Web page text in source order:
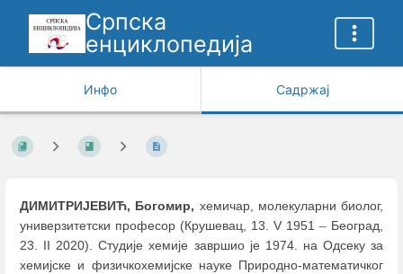
Српска
енциклопедија
Инфо Садржај
ДИМИТРИЈЕВИЋ, Богомир, хемичар, молекуларни биолог,
универзитетски професор (Крушевац, 13. V 1951 – Београд,
23. II 2020). Студије хемије завршиo је 1974. на Oдсеку за
хемијске и физичкохемијске науке Природно-математичког